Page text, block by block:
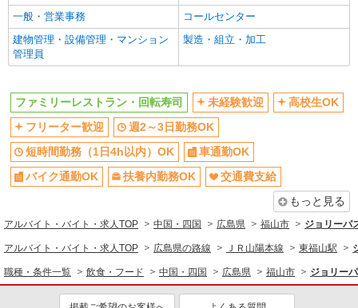
一般・営業事務
コールセンター
建物管理・設備管理・マンション
管理員
製造・組立・加工
ファミリーレストラン・回転寿司 未経験歓迎
高校生OK
フリーター歓迎
週2～3日勤務OK
短時間勤務（1日4h以内）OK
車通勤OK
バイク通勤OK
扶養内勤務OK
交通費支給
もっと見る
アルバイト・バイト・求人TOP 中国・四国 広島県 福山市 ジョリーパ
アルバイト・バイト・求人TOP 広島県の路線 ＪＲ山陽本線 東福山駅
職種・条件一覧 飲食・フード 中国・四国 広島県 福山市 ジョリー